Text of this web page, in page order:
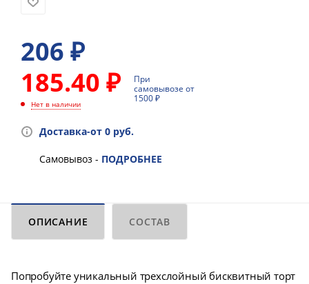
206 ₽
185.40 ₽
При
самовывозе от
1500 ₽
Нет в наличии
Доставка-от 0 руб.
Самовывоз - ПОДРОБНЕЕ
ОПИСАНИЕ СОСТАВ
Попробуйте уникальный трехслойный бисквитный торт